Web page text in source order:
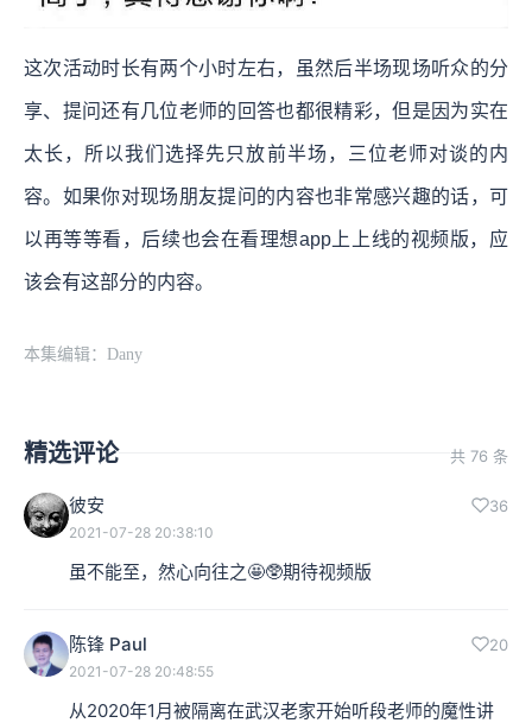
这次活动时长有两个小时左右，虽然后半场现场听众的分
享、提问还有几位老师的回答也都很精彩，但是因为实在
太长，所以我们选择先只放前半场，三位老师对谈的内
容。如果你对现场朋友提问的内容也非常感兴趣的话，可
以再等等看，后续也会在看理想app上上线的视频版，应
该会有这部分的内容。
本集编辑：Dany
精选评论 共 76 条
彼安 36
2021-07-28 20:38:10
虽不能至，然心向往之🤩🥸期待视频版
陈锋 Paul 20
2021-07-28 20:48:55
从2020年1月被隔离在武汉老家开始听段老师的魔性讲